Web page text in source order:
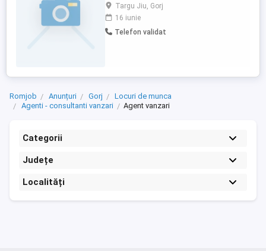
alături echipei noastre și să faci primul
pas spre o carieră de succes. TU POȚI FI
EXACT PERSOANA DE CARE AVEM NEVOIE
Acesta este un job part-time sau poate fi
Targu Jiu, Gorj
16 iunie
Telefon validat
Romjob Anunțuri Gorj
Locuri de munca
Agenti - consultanti vanzari
Agent vanzari
Categorii
Județe
Localități